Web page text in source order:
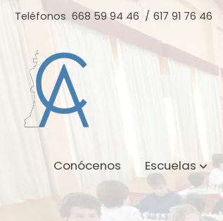
Teléfonos 668 59 94 46 / 617 91 76 46
Conócenos Escuelas